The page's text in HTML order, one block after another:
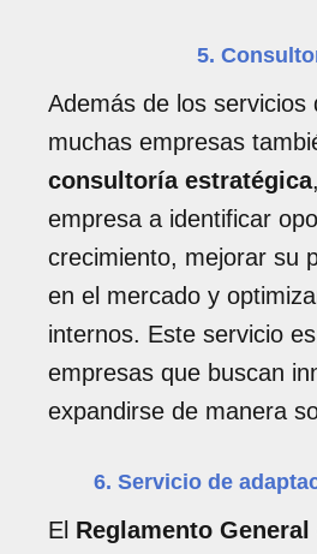
5.
Además de los servicios
muchas empresas
consultoría estratégica
empresa a identificar
crecimiento, mejorar su
en el mercado y
internos. Este servicio
empresas que buscan
expandirse de manera
6. Servicio de
El Reglamento